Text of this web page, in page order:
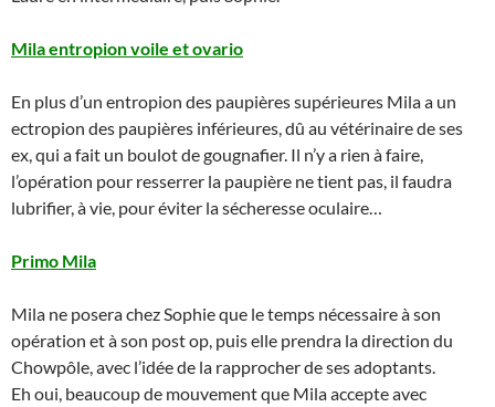
Mila entropion voile et ovario
En plus d’un entropion des paupières supérieures Mila a un
ectropion des paupières inférieures, dû au vétérinaire de ses
ex, qui a fait un boulot de gougnafier. Il n’y a rien à faire,
l’opération pour resserrer la paupière ne tient pas, il faudra
lubrifier, à vie, pour éviter la sécheresse oculaire…
Primo Mila
Mila ne posera chez Sophie que le temps nécessaire à son
opération et à son post op, puis elle prendra la direction du
Chowpôle, avec l’idée de la rapprocher de ses adoptants.
Eh oui, beaucoup de mouvement que Mila accepte avec